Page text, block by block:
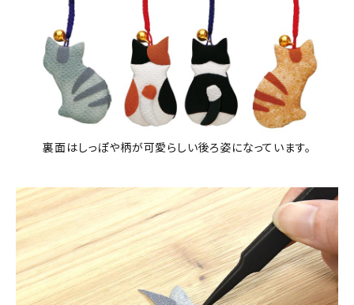
裏面はしっぽや柄が可愛らしい後ろ姿になっています。